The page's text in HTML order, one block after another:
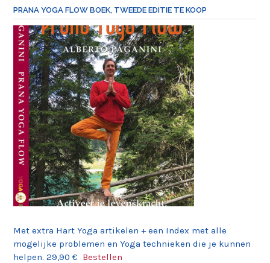
PRANA YOGA FLOW BOEK, TWEEDE EDITIE TE KOOP
Met extra Hart Yoga artikelen + een Index met alle
mogelijke problemen en Yoga technieken die je kunnen
helpen. 29,90 € Bestellen